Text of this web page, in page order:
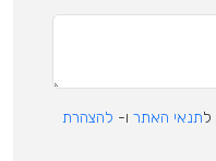
לתנאי האתר ו- להצהרת